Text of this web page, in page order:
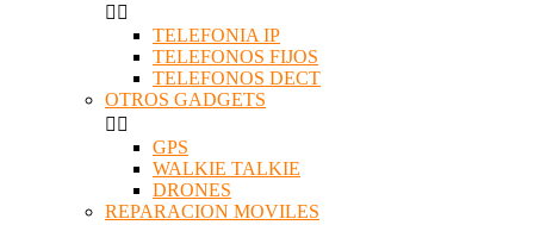
 
TELEFONIA IP
TELEFONOS FIJOS
TELEFONOS DECT
OTROS GADGETS
 
GPS
WALKIE TALKIE
DRONES
REPARACION MOVILES